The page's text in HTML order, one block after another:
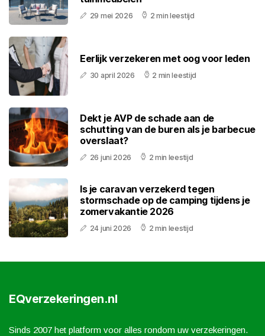
29 mei 2026 2 min leestijd
Eerlijk verzekeren met oog voor leden
30 april 2026 2 min leestijd
Dekt je AVP de schade aan de
schutting van de buren als je barbecue
overslaat?
26 juni 2026 2 min leestijd
Is je caravan verzekerd tegen
stormschade op de camping tijdens je
zomervakantie 2026
24 juni 2026 2 min leestijd
EQverzekeringen.nl
Sinds 2007 het platform voor alles rondom uw verzekeringen.